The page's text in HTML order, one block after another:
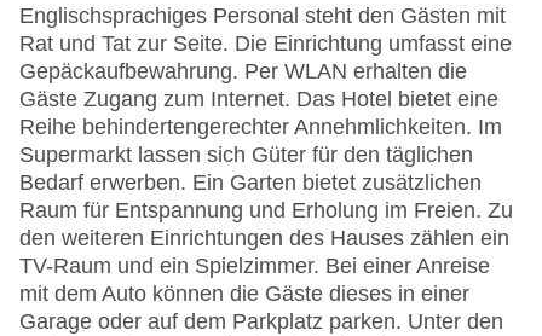
Englischsprachiges Personal steht den Gästen mit
Rat und Tat zur Seite. Die Einrichtung umfasst eine
Gepäckaufbewahrung. Per WLAN erhalten die
Gäste Zugang zum Internet. Das Hotel bietet eine
Reihe behindertengerechter Annehmlichkeiten. Im
Supermarkt lassen sich Güter für den täglichen
Bedarf erwerben. Ein Garten bietet zusätzlichen
Raum für Entspannung und Erholung im Freien. Zu
den weiteren Einrichtungen des Hauses zählen ein
TV-Raum und ein Spielzimmer. Bei einer Anreise
mit dem Auto können die Gäste dieses in einer
Garage oder auf dem Parkplatz parken. Unter den